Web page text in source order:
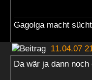
Gagolga macht
11.04.07
Da wär ja dann